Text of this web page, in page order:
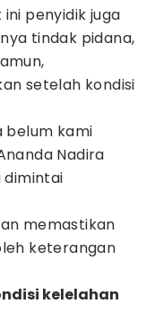
penyidik juga
tindak pidana,
setelah kondisi
belum kami
Nadira
dimintai
memastikan
keterangan
kelelahan